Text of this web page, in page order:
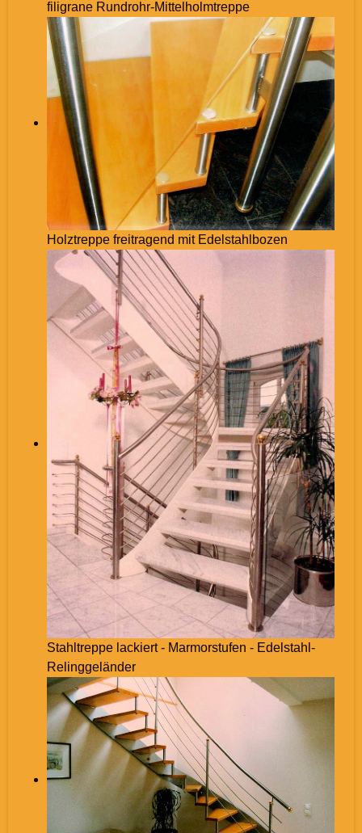
filigrane Rundrohr-Mittelholmtreppe
Holztreppe freitragend mit Edelstahlbozen
Stahltreppe lackiert - Marmorstufen - Edelstahl-
Relinggeländer